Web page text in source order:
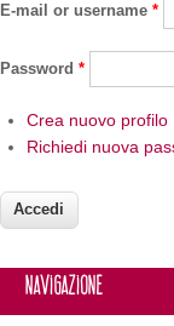
E-mail or username *
Password *
Crea nuovo profilo
Richiedi nuova
Navigazione